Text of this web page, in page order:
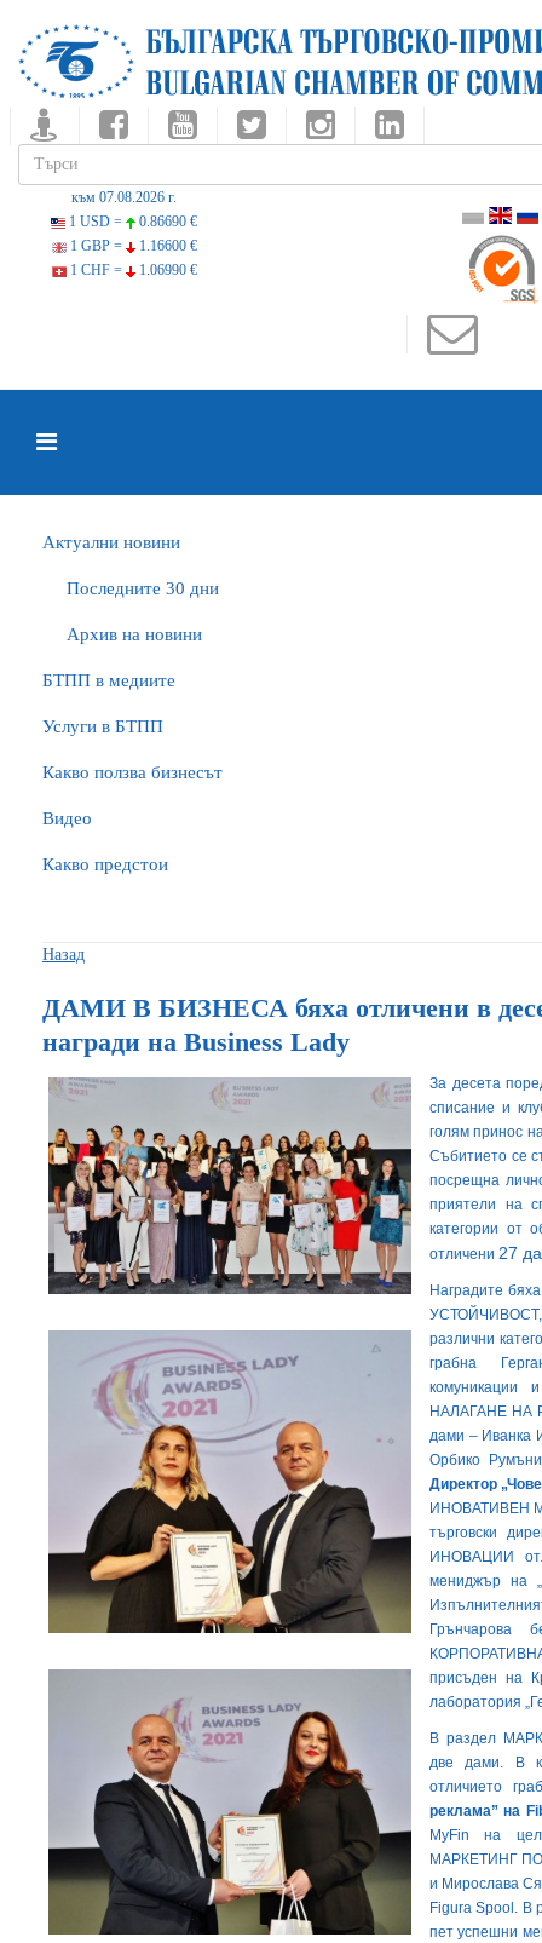
към 07.08.2026 г.
1 USD =
0.86690 €
1 GBP =
1.16600 €
1 CHF =
1.06990 €
Актуални новини
Последните 30 дни
Архив на новини
БTПП в медиите
Услуги в БТПП
Какво ползва бизнесът
Видео
Какво предстои
Назад
ДАМИ В БИЗНЕСА бяха отличени в
награди на Business Lady
За десета
списание и
голям принос
Събитието се
посрещна
приятели на
категории от
отличени 27
Наградите
различни
грабна
НАЛАГАНЕ НА
дами – Иванка
Орбико
Директор
ИНОВАТИВЕН
търговски
ИНОВАЦИИ
мениджър на
Грънчарова
присъден на
лаборатория
В раздел
две дами. В
отличието
реклама” на
MyFin на
МАРКЕТИНГ
и Мирослава
Figura Spool.
пет успешни